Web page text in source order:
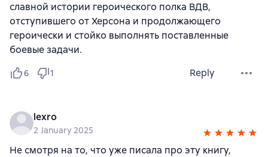
славной истории героического полка ВДВ,
отступившего от Херсона и продолжающего
героически и стойко выполнять поставленные
боевые задачи.
6 1 Reply
lexro
2 January 2025
Не смотря на то, что уже писала про эту книгу,